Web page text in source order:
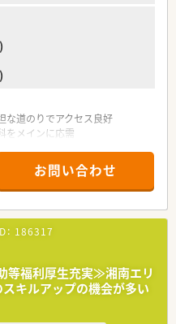
だけでなく、教育や採用など本
アップを図り、長く活躍できる
な道のりでアクセス良好
をメインに応需
しています
スキルも身につきます
し来局する患者様が様々な応需元
では店舗規模No.1
数展開
溶け込みながら運営しています
※規定・条件あり
お問い合わせ
186317
等福利厚生充実≫湘南エリ
キルアップの機会が多い